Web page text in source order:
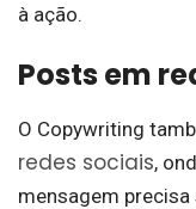
à ação.
Posts em
O Copywriting
redes sociais,
mensagem